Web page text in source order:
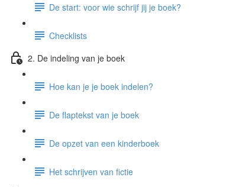
De start: voor wie schrijf jij je boek?
Checklists
2. De indeling van je boek
Hoe kan je je boek indelen?
De flaptekst van je boek
De opzet van een kinderboek
Het schrijven van fictie